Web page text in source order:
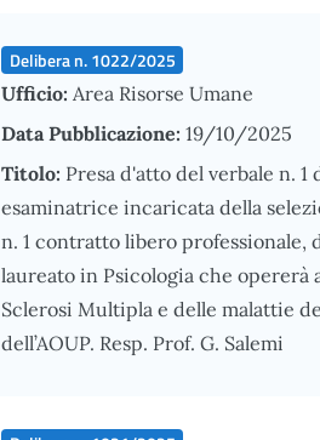
Delibera n. 1022/2025
Ufficio: Area Risorse Umane
Data Pubblicazione: 19/10/2025
Titolo: Presa d'atto del verbale n.
esaminatrice incaricata della
n. 1 contratto libero professionale,
laureato in Psicologia che opererà
Sclerosi Multipla e delle malattie
dell’AOUP. Resp. Prof. G. Salemi